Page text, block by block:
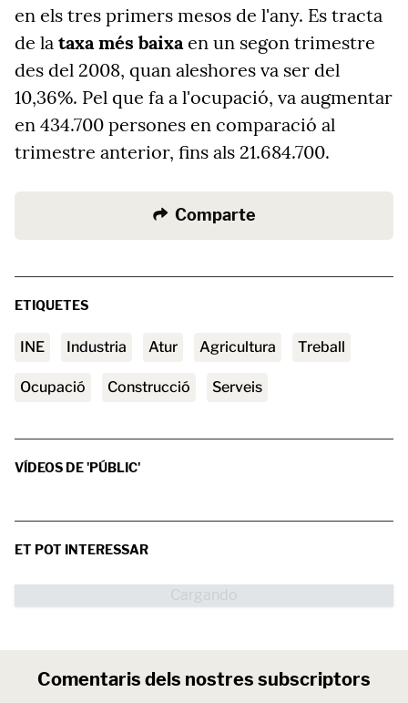
en els tres primers mesos de l'any. Es tracta
de la taxa més baixaen un segon trimestre
des del 2008, quan aleshores va ser del
10,36%. Pel que fa a l'ocupació, va augmentar
en 434.700 persones en comparació al
trimestre anterior, fins als 21.684.700.
Comparte
ETIQUETES
INE Industria atur agricultura treball
ocupació Construcció serveis
VÍDEOS DE 'PÚBLIC'
ET POT INTERESSAR
Comentaris dels nostres subscriptors